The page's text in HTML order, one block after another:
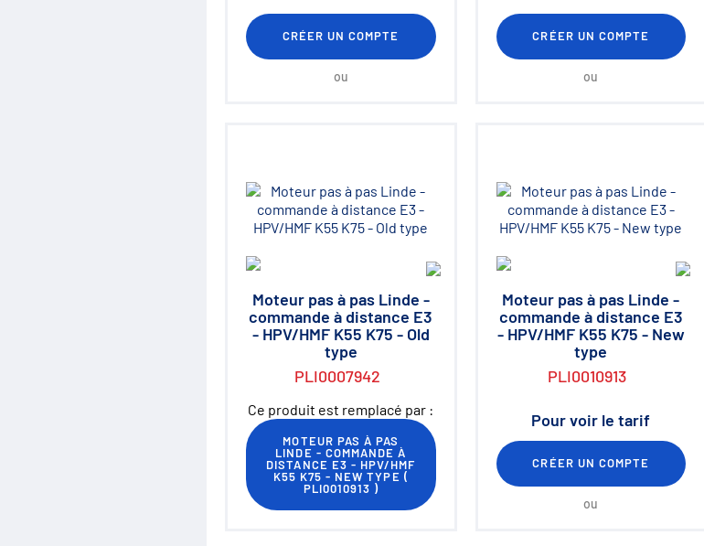
CRÉER UN COMPTE
ou
CRÉER UN COMPTE
ou
Moteur pas à pas Linde -
commande à distance E3
- HPV/HMF K55 K75 - Old
type
PLI0007942
Ce produit est remplacé par :
MOTEUR PAS À PAS
LINDE - COMMANDE À
DISTANCE E3 - HPV/HMF
K55 K75 - NEW TYPE (
PLI0010913 )
Moteur pas à pas Linde -
commande à distance E3
- HPV/HMF K55 K75 - New
type
PLI0010913
Pour voir le tarif
CRÉER UN COMPTE
ou